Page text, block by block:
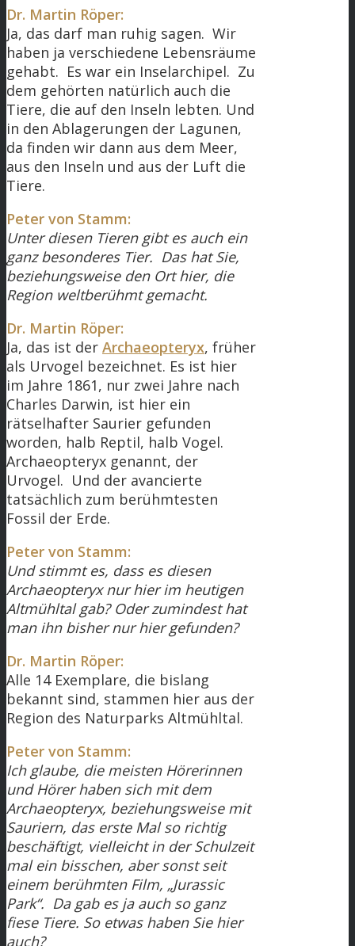
Dr. Martin Röper:
Ja, das darf man ruhig sagen. Wir
haben ja verschiedene Lebensräume
gehabt. Es war ein Inselarchipel. Zu
dem gehörten natürlich auch die
Tiere, die auf den Inseln lebten. Und
in den Ablagerungen der Lagunen,
da finden wir dann aus dem Meer,
aus den Inseln und aus der Luft die
Tiere.
Peter von Stamm:
Unter diesen Tieren gibt es auch ein
ganz besonderes Tier. Das hat Sie,
beziehungsweise den Ort hier, die
Region weltberühmt gemacht.
Dr. Martin Röper:
Ja, das ist der Archaeopteryx, früher
als Urvogel bezeichnet. Es ist hier
im Jahre 1861, nur zwei Jahre nach
Charles Darwin, ist hier ein
rätselhafter Saurier gefunden
worden, halb Reptil, halb Vogel.
Archaeopteryx genannt, der
Urvogel. Und der avancierte
tatsächlich zum berühmtesten
Fossil der Erde.
Peter von Stamm:
Und stimmt es, dass es diesen
Archaeopteryx nur hier im heutigen
Altmühltal gab? Oder zumindest hat
man ihn bisher nur hier gefunden?
Dr. Martin Röper:
Alle 14 Exemplare, die bislang
bekannt sind, stammen hier aus der
Region des Naturparks Altmühltal.
Peter von Stamm:
Ich glaube, die meisten Hörerinnen
und Hörer haben sich mit dem
Archaeopteryx, beziehungsweise mit
Sauriern, das erste Mal so richtig
beschäftigt, vielleicht in der Schulzeit
mal ein bisschen, aber sonst seit
einem berühmten Film, „Jurassic
Park“. Da gab es ja auch so ganz
fiese Tiere. So etwas haben Sie hier
auch?